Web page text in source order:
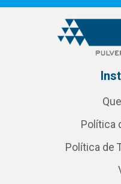
Política
Política de